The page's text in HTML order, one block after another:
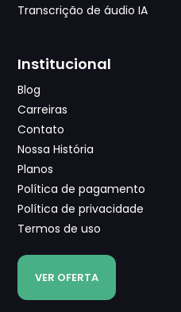
Transcrição de áudio IA
Institucional
Blog
Carreiras
Contato
Nossa História
Planos
Política de pagamento
Política de privacidade
Termos de uso
VER OFERTA